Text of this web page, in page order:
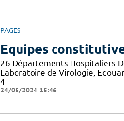
PAGES
Equipes
26 Départements Hospitaliers
Laboratoire de Virologie,
4
24/05/2024 15:46